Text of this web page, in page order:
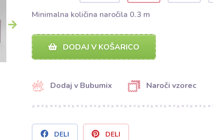
Minimalna količina naročila 0.3 m
DODAJ V KOŠARICO
Dodaj v Bubumix Naroči vzorec
DELI DELI